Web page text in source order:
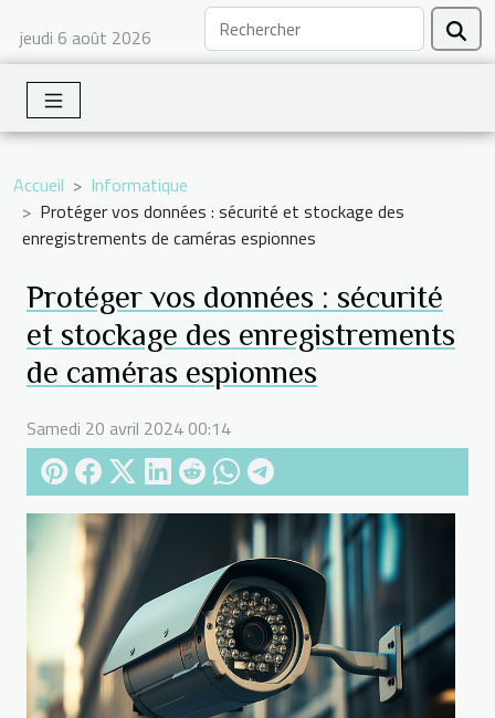
jeudi 6 août 2026
Accueil
Informatique
Protéger vos données : sécurité et stockage des
enregistrements de caméras espionnes
Protéger vos données : sécurité
et stockage des enregistrements
de caméras espionnes
Samedi 20 avril 2024 00:14